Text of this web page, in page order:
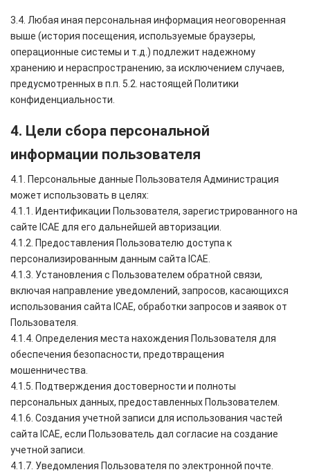
3.4. Любая иная персональная информация неоговоренная
выше (история посещения, используемые браузеры,
операционные системы и т.д.) подлежит надежному
хранению и нераспространению, за исключением случаев,
предусмотренных в п.п. 5.2. настоящей Политики
конфиденциальности.
4. Цели сбора персональной
информации пользователя
4.1. Персональные данные Пользователя Администрация
может использовать в целях:
4.1.1. Идентификации Пользователя, зарегистрированного на
сайте ICAE для его дальнейшей авторизации.
4.1.2. Предоставления Пользователю доступа к
персонализированным данным сайта ICAE.
4.1.3. Установления с Пользователем обратной связи,
включая направление уведомлений, запросов, касающихся
использования сайта ICAE, обработки запросов и заявок от
Пользователя.
4.1.4. Определения места нахождения Пользователя для
обеспечения безопасности, предотвращения
мошенничества.
4.1.5. Подтверждения достоверности и полноты
персональных данных, предоставленных Пользователем.
4.1.6. Создания учетной записи для использования частей
сайта ICAE, если Пользователь дал согласие на создание
учетной записи.
4.1.7. Уведомления Пользователя по электронной почте.